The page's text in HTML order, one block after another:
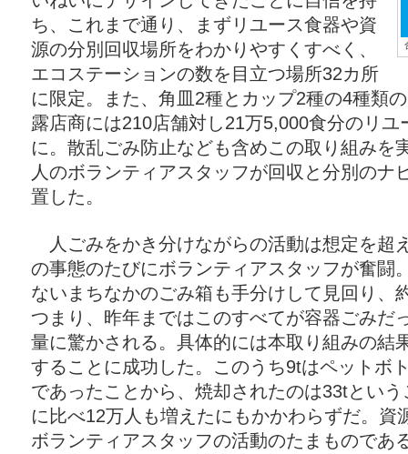
ち、これまで通り、まずリユース食器や資
源の分別回収場所をわかりやすくすべく、
エコステーションの数を目立つ場所32カ所
に限定。また、角皿2種とカップ2種の4種類
露店商には210店舗対し21万5,000食分のリ
に。散乱ごみ防止なども含めこの取り組みを
人のボランティアスタッフが回収と分別のナ
置した。
人ごみをかき分けながらの活動は想定を超
の事態のたびにボランティアスタッフが奮闘
ないまちなかのごみ箱も手分けして見回り、
つまり、昨年まではこのすべてが容器ごみだ
量に驚かされる。具体的には本取り組みの結
することに成功した。このうち9tはペットボ
であったことから、焼却されたのは33tとい
に比べ12万人も増えたにもかかわらずだ。資
ボランティアスタッフの活動のたまものであ